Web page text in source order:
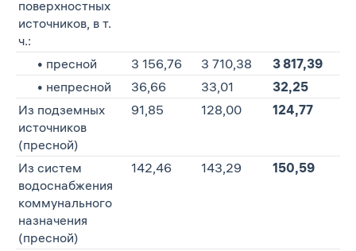
поверхностных
источников, в т.
ч.:
• пресной 3 156,76 3 710,38 3 817,39
• непресной
36,66 33,01 32,25
Из подземных
источников
(пресной)
91,85 128,00 124,77
Из систем
водоснабжения
коммунального
назначения
(пресной)
142,46 143,29 150,59